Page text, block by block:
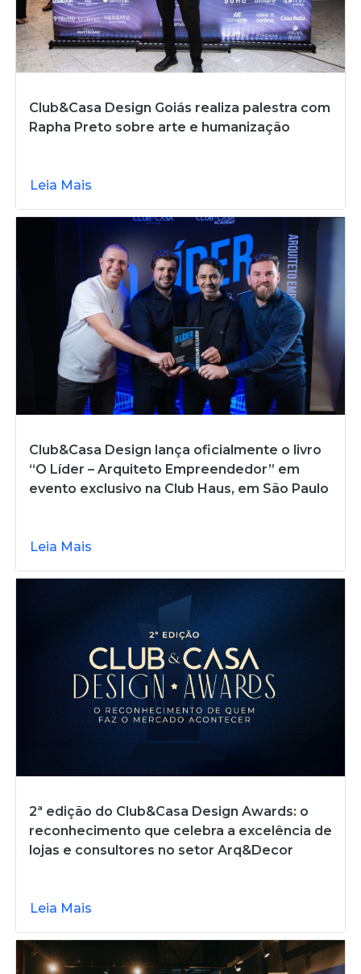
Club&Casa Design Goiás realiza palestra com
Rapha Preto sobre arte e humanização
Leia Mais
Club&Casa Design lança oficialmente o livro
“O Líder – Arquiteto Empreendedor” em
evento exclusivo na Club Haus, em São Paulo
Leia Mais
2ª edição do Club&Casa Design Awards: o
reconhecimento que celebra a excelência de
lojas e consultores no setor Arq&Decor
Leia Mais